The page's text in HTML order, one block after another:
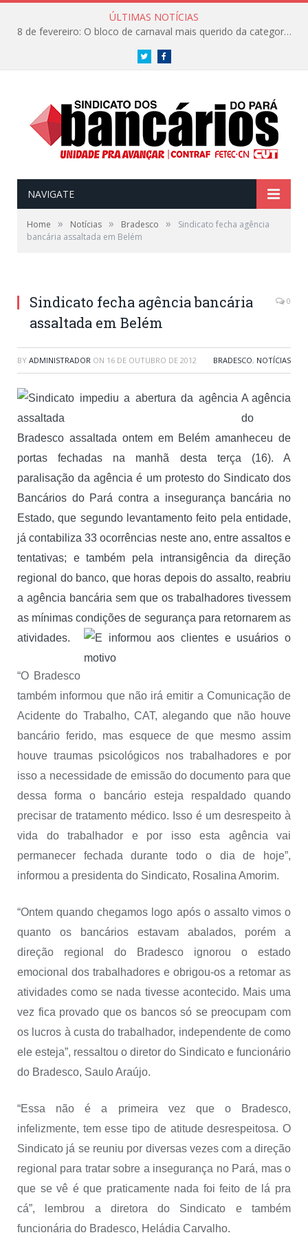
ÚLTIMAS NOTÍCIAS
8 de fevereiro: O bloco de carnaval mais querido da categoria já tem data. Vem pro CarnaBancários 2025!
Twitter
NAVIGATE
Home » Notícias » Bradesco »
Sindicato fecha agência
bancária assaltada em Belém
Sindicato fecha agência bancária
assaltada em Belém
0
BY ADMINISTRADOR ON 16 DE OUTUBRO DE 2012 BRADESCO, NOTÍCIAS
A agência
do
Bradesco assaltada ontem em Belém amanheceu de
portas fechadas na manhã desta terça (16). A
paralisação da agência é um protesto do Sindicato dos
Bancários do Pará contra a insegurança bancária no
Estado, que segundo levantamento feito pela entidade,
já contabiliza 33 ocorrências neste ano, entre assaltos e
tentativas; e também pela intransigência da direção
regional do banco, que horas depois do assalto, reabriu
a agência bancária sem que os trabalhadores tivessem
as mínimas condições de segurança para retornarem as
atividades.
“O Bradesco
também informou que não irá emitir a Comunicação de
Acidente do Trabalho, CAT, alegando que não houve
bancário ferido, mas esquece de que mesmo assim
houve traumas psicológicos nos trabalhadores e por
isso a necessidade de emissão do documento para que
dessa forma o bancário esteja respaldado quando
precisar de tratamento médico. Isso é um desrespeito à
vida do trabalhador e por isso esta agência vai
permanecer fechada durante todo o dia de hoje”,
informou a presidenta do Sindicato, Rosalina Amorim.
“Ontem quando chegamos logo após o assalto vimos o
quanto os bancários estavam abalados, porém a
direção regional do Bradesco ignorou o estado
emocional dos trabalhadores e obrigou-os a retomar as
atividades como se nada tivesse acontecido. Mais uma
vez fica provado que os bancos só se preocupam com
os lucros à custa do trabalhador, independente de como
ele esteja”, ressaltou o diretor do Sindicato e funcionário
do Bradesco, Saulo Araújo.
“Essa não é a primeira vez que o Bradesco,
infelizmente, tem esse tipo de atitude desrespeitosa. O
Sindicato já se reuniu por diversas vezes com a direção
regional para tratar sobre a insegurança no Pará, mas o
que se vê é que praticamente nada foi feito de lá pra
cá”, lembrou a diretora do Sindicato e também
funcionária do Bradesco, Heládia Carvalho.